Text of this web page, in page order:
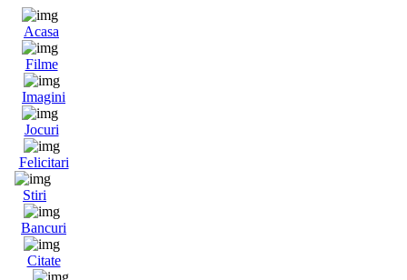
Acasa
Filme
Imagini
Jocuri
Felicitari
Stiri
Bancuri
Citate